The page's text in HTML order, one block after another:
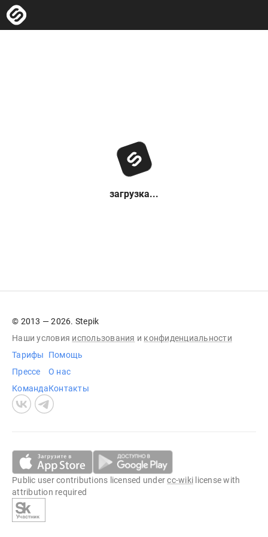
загрузка...
© 2013 — 2026. Stepik
Наши условия использования и конфиденциальности
Тарифы
Прессе
Команда
Помощь
О нас
Контакты
Public user contributions licensed undercc-wiki license with
attribution required